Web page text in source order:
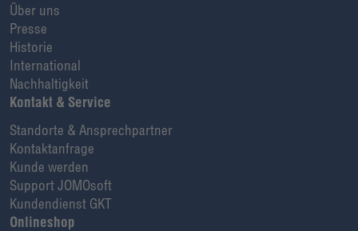
Über uns
Presse
Historie
International
Nachhaltigkeit
Kontakt & Service
Standorte & Ansprechpartner
Kontaktanfrage
Kunde werden
Support JOMOsoft
Kundendienst GKT
Onlineshop